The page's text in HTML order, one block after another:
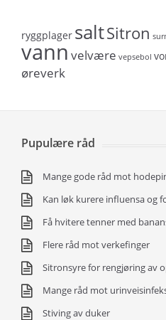
ryggplager saltSitron
vann velvære vepsebol
øreverk
Pupulære råd
Mange gode råd mot
Kan løk kurere influensa og
Få hvitere tenner med
Flere råd mot verkefinger
Sitronsyre for rengjøring av
Mange råd mot
Stiving av duker